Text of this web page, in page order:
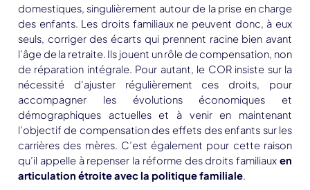
domestiques, singulièrement autour de la prise en charge
des enfants. Les droits familiaux ne peuvent donc, à eux
seuls, corriger des écarts qui prennent racine bien avant
l’âge de la retraite. Ils jouent un rôle de compensation, non
de réparation intégrale. Pour autant, le COR insiste sur la
nécessité d’ajuster régulièrement ces droits, pour
accompagner les évolutions économiques et
démographiques actuelles et à venir en maintenant
l’objectif de compensation des effets des enfants sur les
carrières des mères. C’est également pour cette raison
qu’il appelle à repenser la réforme des droits familiauxen
articulation étroite avec la politique familiale.